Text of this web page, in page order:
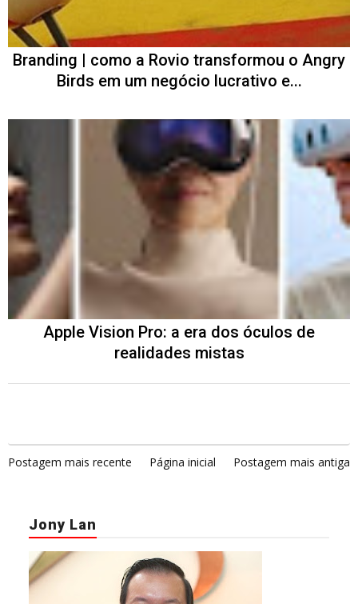
Branding | como a Rovio transformou o Angry
Birds em um negócio lucrativo e...
Apple Vision Pro: a era dos óculos de
realidades mistas
Postagem mais recente Página inicial Postagem mais antiga
Jony Lan